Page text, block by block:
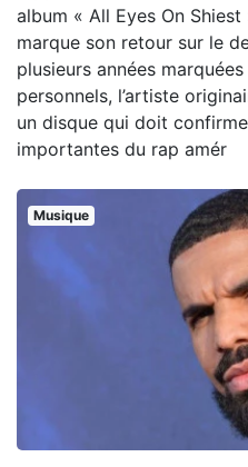
album « All Eyes On
marque son retour sur le
plusieurs années
personnels, l’artiste
un disque qui doit
importantes du rap amér
Musique